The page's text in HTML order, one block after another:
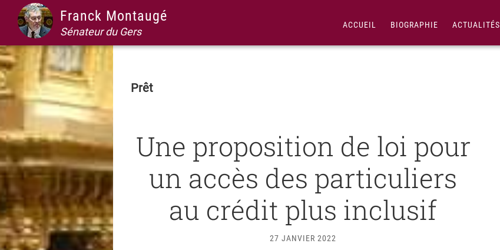
Passer
la
navigation
principale
Passer
contenu
principal
Passer
la
barre
latérale
principale
Passer
pied
de
page
Franck Montaugé
Sénateur du Gers
ACCUEIL BIOGRAPHIE ACTUALITÉS
Prêt
Une proposition de loi pour
un accès des particuliers
au crédit plus inclusif
27 JANVIER 2022